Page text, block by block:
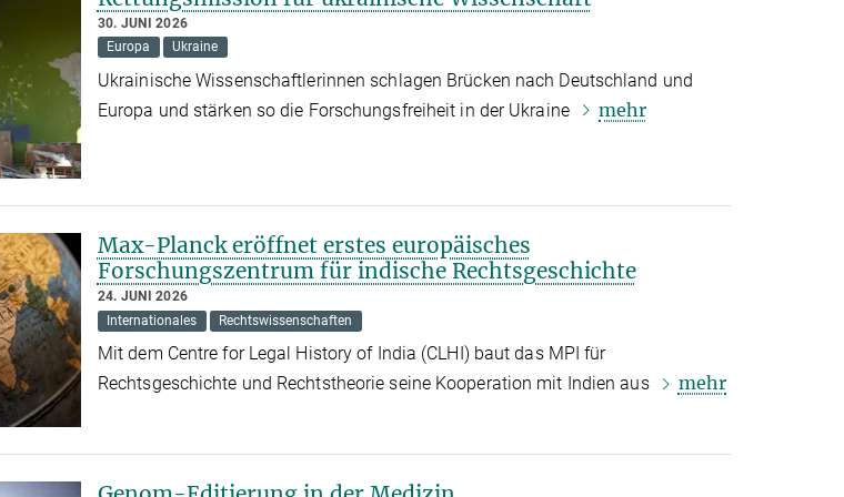
30. JUNI 2026
Europa
Ukraine
Ukrainische Wissenschaftlerinnen schlagen Brücken nach Deutschland und
Europa und stärken so die Forschungsfreiheit in der Ukraine
mehr
Max-Planck eröffnet erstes europäisches
Forschungszentrum für indische Rechtsgeschichte
24. JUNI 2026
Internationales
Rechtswissenschaften
Mit dem Centre for Legal History of India (CLHI) baut das MPI für
Rechtsgeschichte und Rechtstheorie seine Kooperation mit Indien aus
mehr